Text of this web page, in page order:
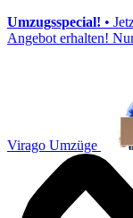
Umzugsspecial! •
Angebot erhalten!
Virago Umzüge